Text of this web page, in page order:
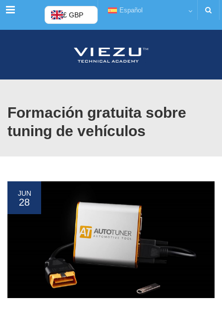
Menú £ GBP
Español
Formación gratuita sobre
tuning de vehículos
JUN
28